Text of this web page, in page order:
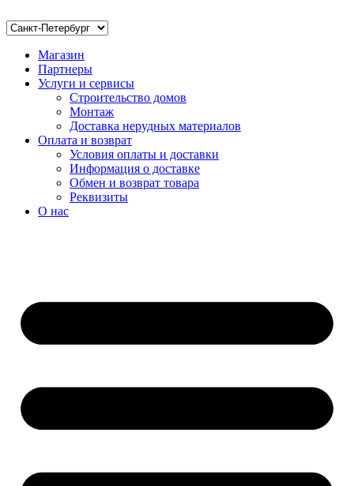
Магазин
Партнеры
Услуги и сервисы
Строительство домов
Монтаж
Доставка нерудных материалов
Оплата и возврат
Условия оплаты и доставки
Информация о доставке
Обмен и возврат товара
Реквизиты
О нас